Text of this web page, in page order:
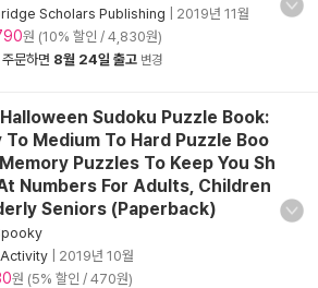
Scholars Publishing
2019년 11월
원 (10% 할인 / 4,830원)
문하면 8월 24일 출고 변경
Halloween Sudoku Puzzle Book:
To Medium To Hard Puzzle Boo
Puzzles To Keep You Sh
Numbers For Adults, Children
Seniors (Paperback)
2019년 10월
원 (5% 할인 / 470원)